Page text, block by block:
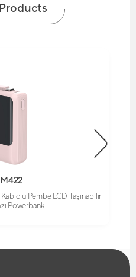
Pembe LCD Taşınabilir
Powerbank